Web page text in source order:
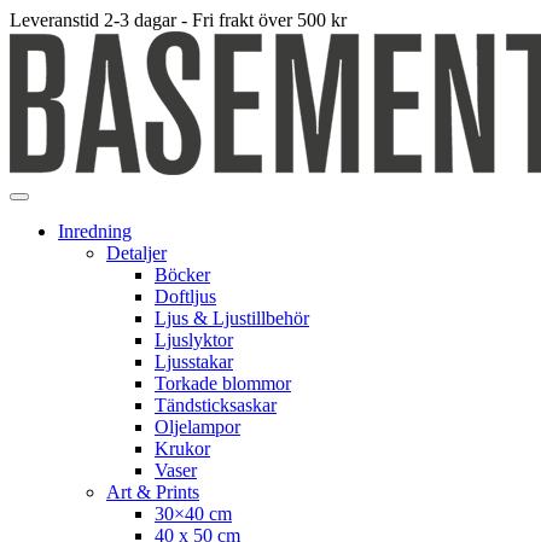
Leveranstid 2-3 dagar - Fri frakt över 500 kr
Inredning
Detaljer
Böcker
Doftljus
Ljus & Ljustillbehör
Ljuslyktor
Ljusstakar
Torkade blommor
Tändsticksaskar
Oljelampor
Krukor
Vaser
Art & Prints
30×40 cm
40 x 50 cm